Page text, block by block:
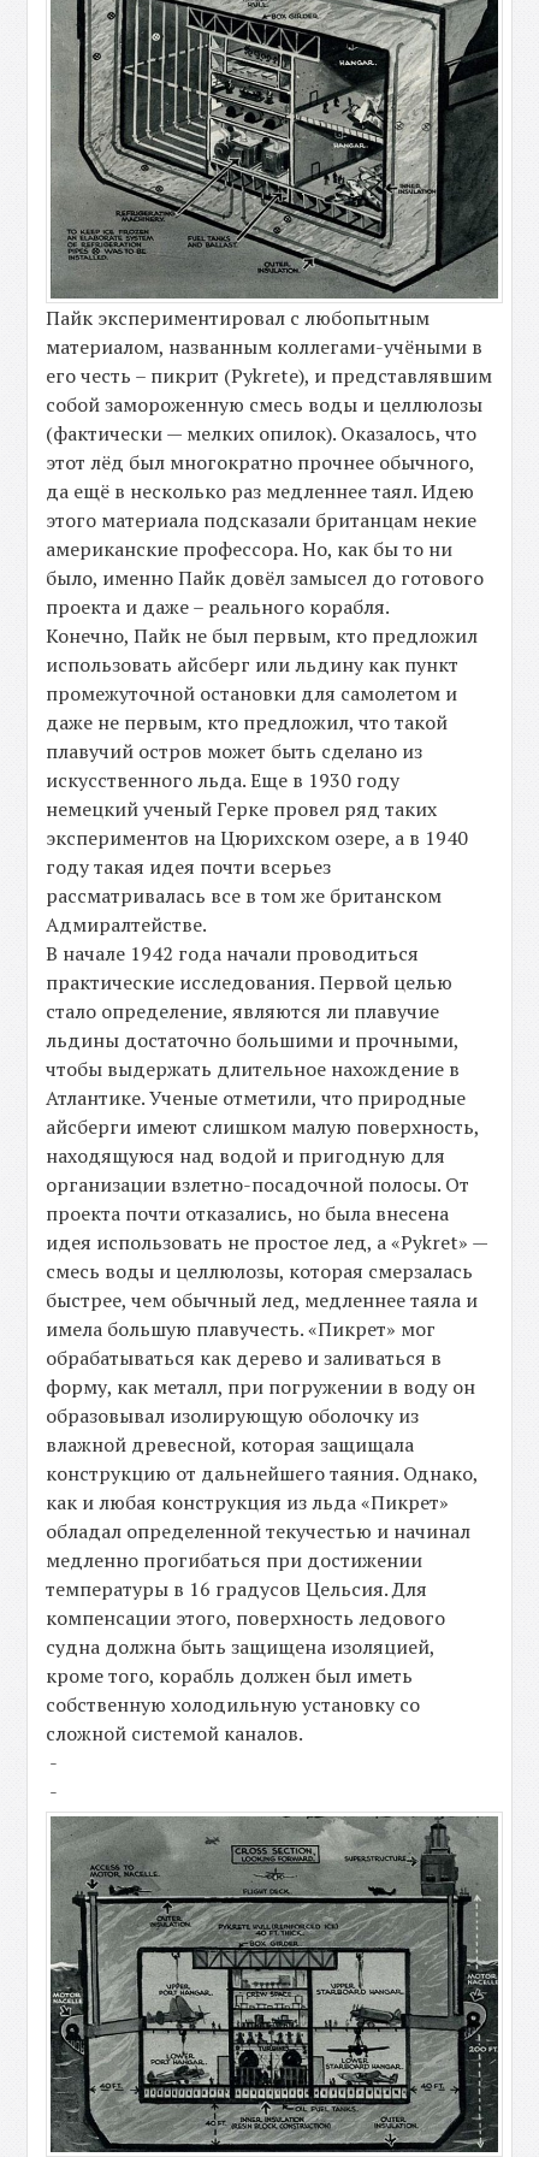
Пайк экспериментировал с любопытным
материалом, названным коллегами-учёными в
его честь – пикрит (Pykrete), и представлявшим
собой замороженную смесь воды и целлюлозы
(фактически — мелких опилок). Оказалось, что
этот лёд был многократно прочнее обычного,
да ещё в несколько раз медленнее таял. Идею
этого материала подсказали британцам некие
американские профессора. Но, как бы то ни
было, именно Пайк довёл замысел до готового
проекта и даже – реального корабля.
Конечно, Пайк не был первым, кто предложил
использовать айсберг или льдину как пункт
промежуточной остановки для самолетом и
даже не первым, кто предложил, что такой
плавучий остров может быть сделано из
искусственного льда. Еще в 1930 году
немецкий ученый Герке провел ряд таких
экспериментов на Цюрихском озере, а в 1940
году такая идея почти всерьез
рассматривалась все в том же британском
Адмиралтействе.
В начале 1942 года начали проводиться
практические исследования. Первой целью
стало определение, являются ли плавучие
льдины достаточно большими и прочными,
чтобы выдержать длительное нахождение в
Атлантике. Ученые отметили, что природные
айсберги имеют слишком малую поверхность,
находящуюся над водой и пригодную для
организации взлетно-посадочной полосы. От
проекта почти отказались, но была внесена
идея использовать не простое лед, а «Pykret» —
смесь воды и целлюлозы, которая смерзалась
быстрее, чем обычный лед, медленнее таяла и
имела большую плавучесть. «Пикрет» мог
обрабатываться как дерево и заливаться в
форму, как металл, при погружении в воду он
образовывал изолирующую оболочку из
влажной древесной, которая защищала
конструкцию от дальнейшего таяния. Однако,
как и любая конструкция из льда «Пикрет»
обладал определенной текучестью и начинал
медленно прогибаться при достижении
температуры в 16 градусов Цельсия. Для
компенсации этого, поверхность ледового
судна должна быть защищена изоляцией,
кроме того, корабль должен был иметь
собственную холодильную установку со
сложной системой каналов.
-
-